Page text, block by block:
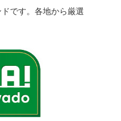
です。各地から厳選